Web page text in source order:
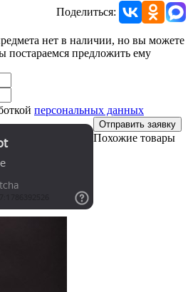
Поделиться:
нет в наличии, но вы можете
постараемся предложить ему
персональных данных
Отправить заявку
Похожие товары